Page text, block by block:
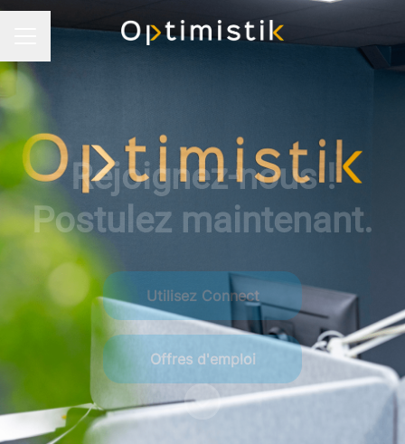
Menu carrière
Rejoignez-nous !
Postulez maintenant.
Utilisez Connect
Offres d'emploi
Faire défiler jusqu'au contenu